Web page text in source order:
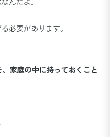
必要があります。
、家庭の中に持っておくこと